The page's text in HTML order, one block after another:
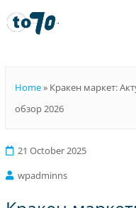
Home» Кракен маркет:
обзор 2026
21 October 2025
wpadminns